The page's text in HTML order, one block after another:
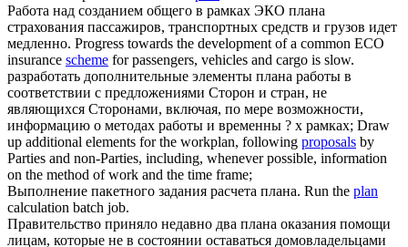
Работа над созданием общего в рамках ЭКО плана
страхования пассажиров, транспортных средств и грузов идет
медленно. Progress towards the development of a common ECO
insurance scheme for passengers, vehicles and cargo is slow.
разработать дополнительные элементы плана работы в
соответствии с предложениями Сторон и стран, не
являющихся Сторонами, включая, по мере возможности,
информацию о методах работы и временны ? х рамках; Draw
up additional elements for the workplan, following proposals by
Parties and non-Parties, including, whenever possible, information
on the method of work and the time frame;
Выполнение пакетного задания расчета плана. Run the plan
calculation batch job.
Правительство приняло недавно два плана оказания помощи
лицам, которые не в состоянии оставаться домовладельцами